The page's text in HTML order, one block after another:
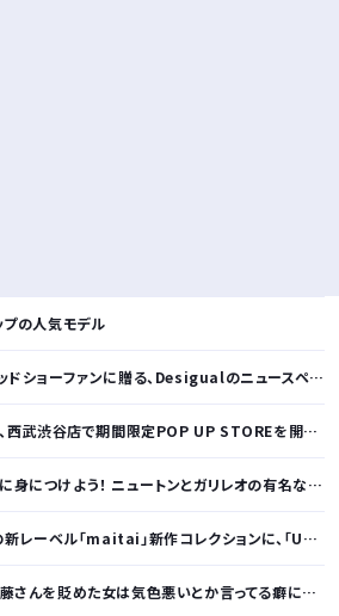
プの人気モデル
ファンに贈る、Desigualのニュースペーパープリントコレクション
限定POP UP STOREを開催！全商品展開＆新作10%OFFの特別な6日間
レオの有名な発見をモチーフにした、クールタッチTシャツ＆トートバッグが発売されました【QurioStore】
「maitai」新作コレクションに、「UNDYED」の素材が採用
悪いとか言ってる癖にフ●ラするとか口だけは素直なんだな！週刊誌から金もらってるだろ」